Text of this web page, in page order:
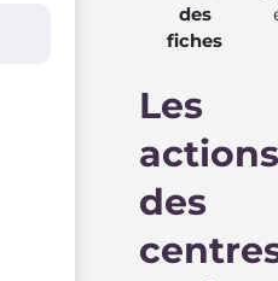
des
fiches
Les
actions
des